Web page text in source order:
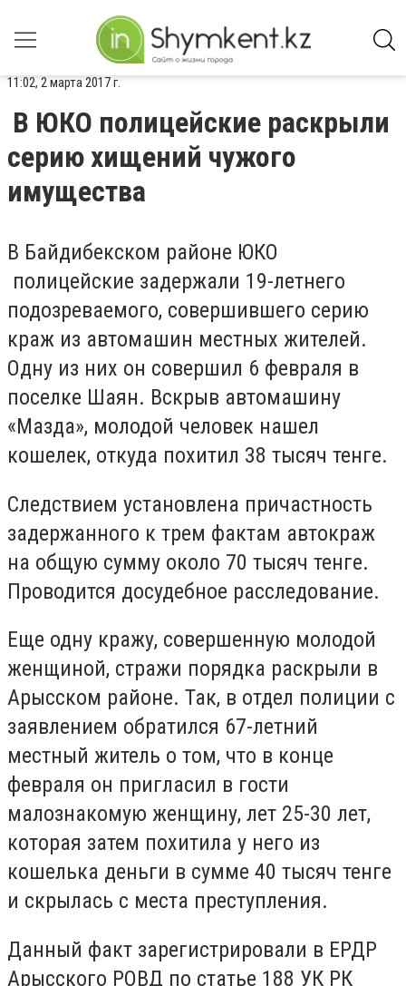
11:02, 2 марта 2017 г.
В ЮКО полицейские раскрыли
серию хищений чужого
имущества
В Байдибекском районе ЮКО
полицейские задержали 19-летнего
подозреваемого, совершившего серию
краж из автомашин местных жителей.
Одну из них он совершил 6 февраля в
поселке Шаян. Вскрыв автомашину
«Мазда», молодой человек нашел
кошелек, откуда похитил 38 тысяч тенге.
Следствием установлена причастность
задержанного к трем фактам автокраж
на общую сумму около 70 тысяч тенге.
Проводится досудебное расследование.
Еще одну кражу, совершенную молодой
женщиной, стражи порядка раскрыли в
Арысском районе. Так, в отдел полиции с
заявлением обратился 67-летний
местный житель о том, что в конце
февраля он пригласил в гости
малознакомую женщину, лет 25-30 лет,
которая затем похитила у него из
кошелька деньги в сумме 40 тысяч тенге
и скрылась с места преступления.
Данный факт зарегистрировали в ЕРДР
Арысского РОВД по статье 188 УК РК